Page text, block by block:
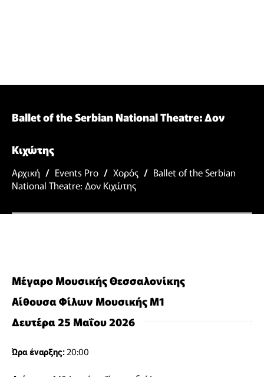
Ballet of the Serbian National Theatre: Δον
Κιχώτης
Αρχική / Events Pro / Χορός / Ballet of the Serbian
National Theatre: Δον Κιχώτης
Μέγαρο Μουσικής Θεσσαλονίκης
Αίθουσα Φίλων Μουσικής Μ1
Δευτέρα 25 Μαΐου 2026
Ώρα έναρξης: 20:00